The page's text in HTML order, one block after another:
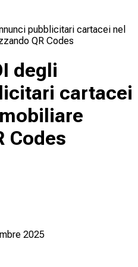
pubblicitari cartacei nel
QR Codes
degli
cartacei
Codes
2025